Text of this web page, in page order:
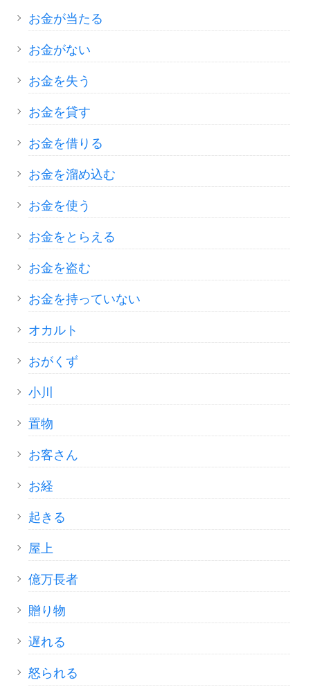
お金が当たる
お金がない
お金を失う
お金を貸す
お金を借りる
お金を溜め込む
お金を使う
お金をとらえる
お金を盗む
お金を持っていない
オカルト
おがくず
小川
置物
お客さん
お経
起きる
屋上
億万長者
贈り物
遅れる
怒られる